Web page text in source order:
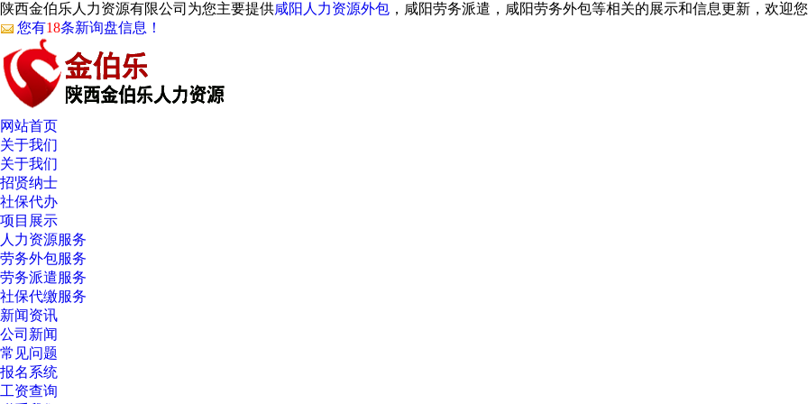
陕西金伯乐人力资源有限公司为您主要提供咸阳人力资源外包 ，咸阳劳务派遣，咸阳劳务外包等相关的展示和信息更新，欢迎
您有18条新询盘信息！
网站首页
关于我们
关于我们
招贤纳士
社保代办
项目展示
人力资源服务
劳务外包服务
劳务派遣服务
社保代缴服务
新闻资讯
公司新闻
常见问题
报名系统
工资查询